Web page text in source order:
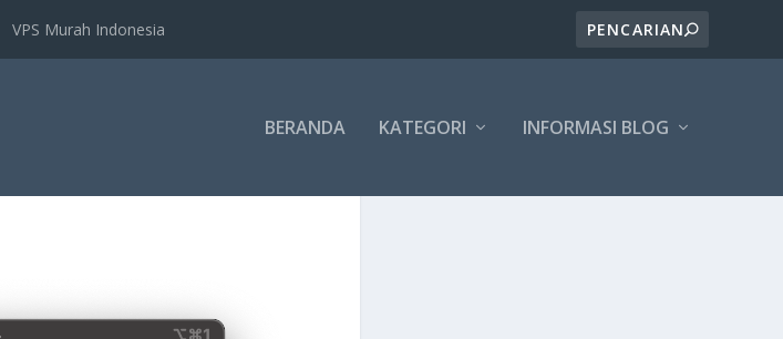
VPS Murah Indonesia
BERANDA KATEGORI INFORMASI BLOG